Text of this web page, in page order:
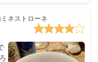
ネストローネ